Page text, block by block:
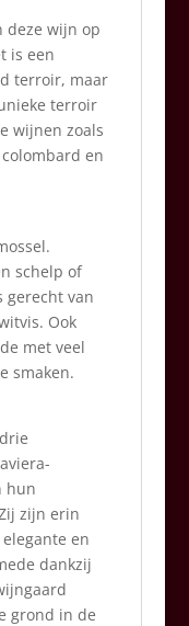
deze wijn op
is een
terroir, maar
terroir
wijnen zoals
en
schelp of
gerecht van
Ook
met veel
smaken.
hun
zijn erin
en
dankzij
grond in de